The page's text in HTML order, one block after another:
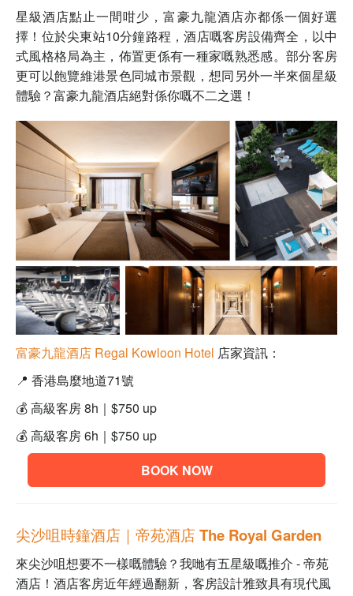
星級酒店點止一間咁少，富豪九龍酒店亦都係一個好選
擇！位於尖東站10分鐘路程，酒店嘅客房設備齊全， 以中
式風格格局為主 ，佈置更係有一種家嘅熟悉感。部分客房
更可以飽覽維港景色同城市景觀， 想同另外一半來個星級
體驗？富豪九龍酒店絕對係你嘅不二之選！
富豪九龍酒店 Regal Kowloon Hotel 店家資訊：
📍 香港島麼地道71號
💰高級客房 8h｜ $750 up
💰 高級客房 6h｜ $750 up
BOOK NOW
尖沙咀時鐘酒店｜帝苑酒店 The Royal Garden
來尖沙咀想要不一樣嘅體驗？我哋有五星級嘅推介 -帝苑
酒店 ！酒店客房近年經過翻新，客房設計雅致具有現代風